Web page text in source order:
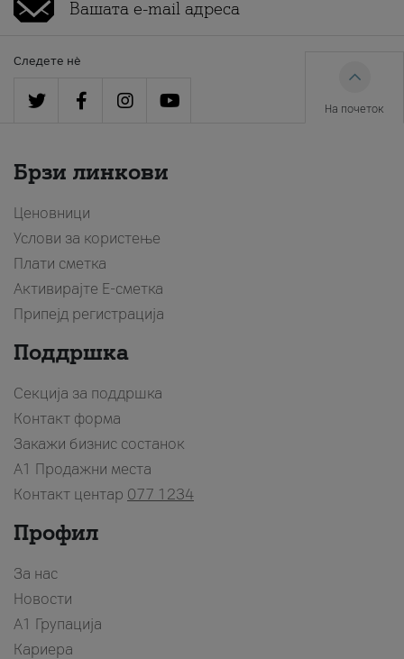
Следете нè
На почеток
Брзи линкови
Ценовници
Услови за користење
Плати сметка
Активирајте Е-сметка
Припејд регистрација
Поддршка
Секција за поддршка
Контакт форма
Закажи бизнис состанок
A1 Продажни места
Контакт центар 077 1234
Профил
За нас
Новости
А1 Групација
Кариера